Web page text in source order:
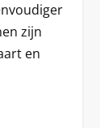
zijn
en